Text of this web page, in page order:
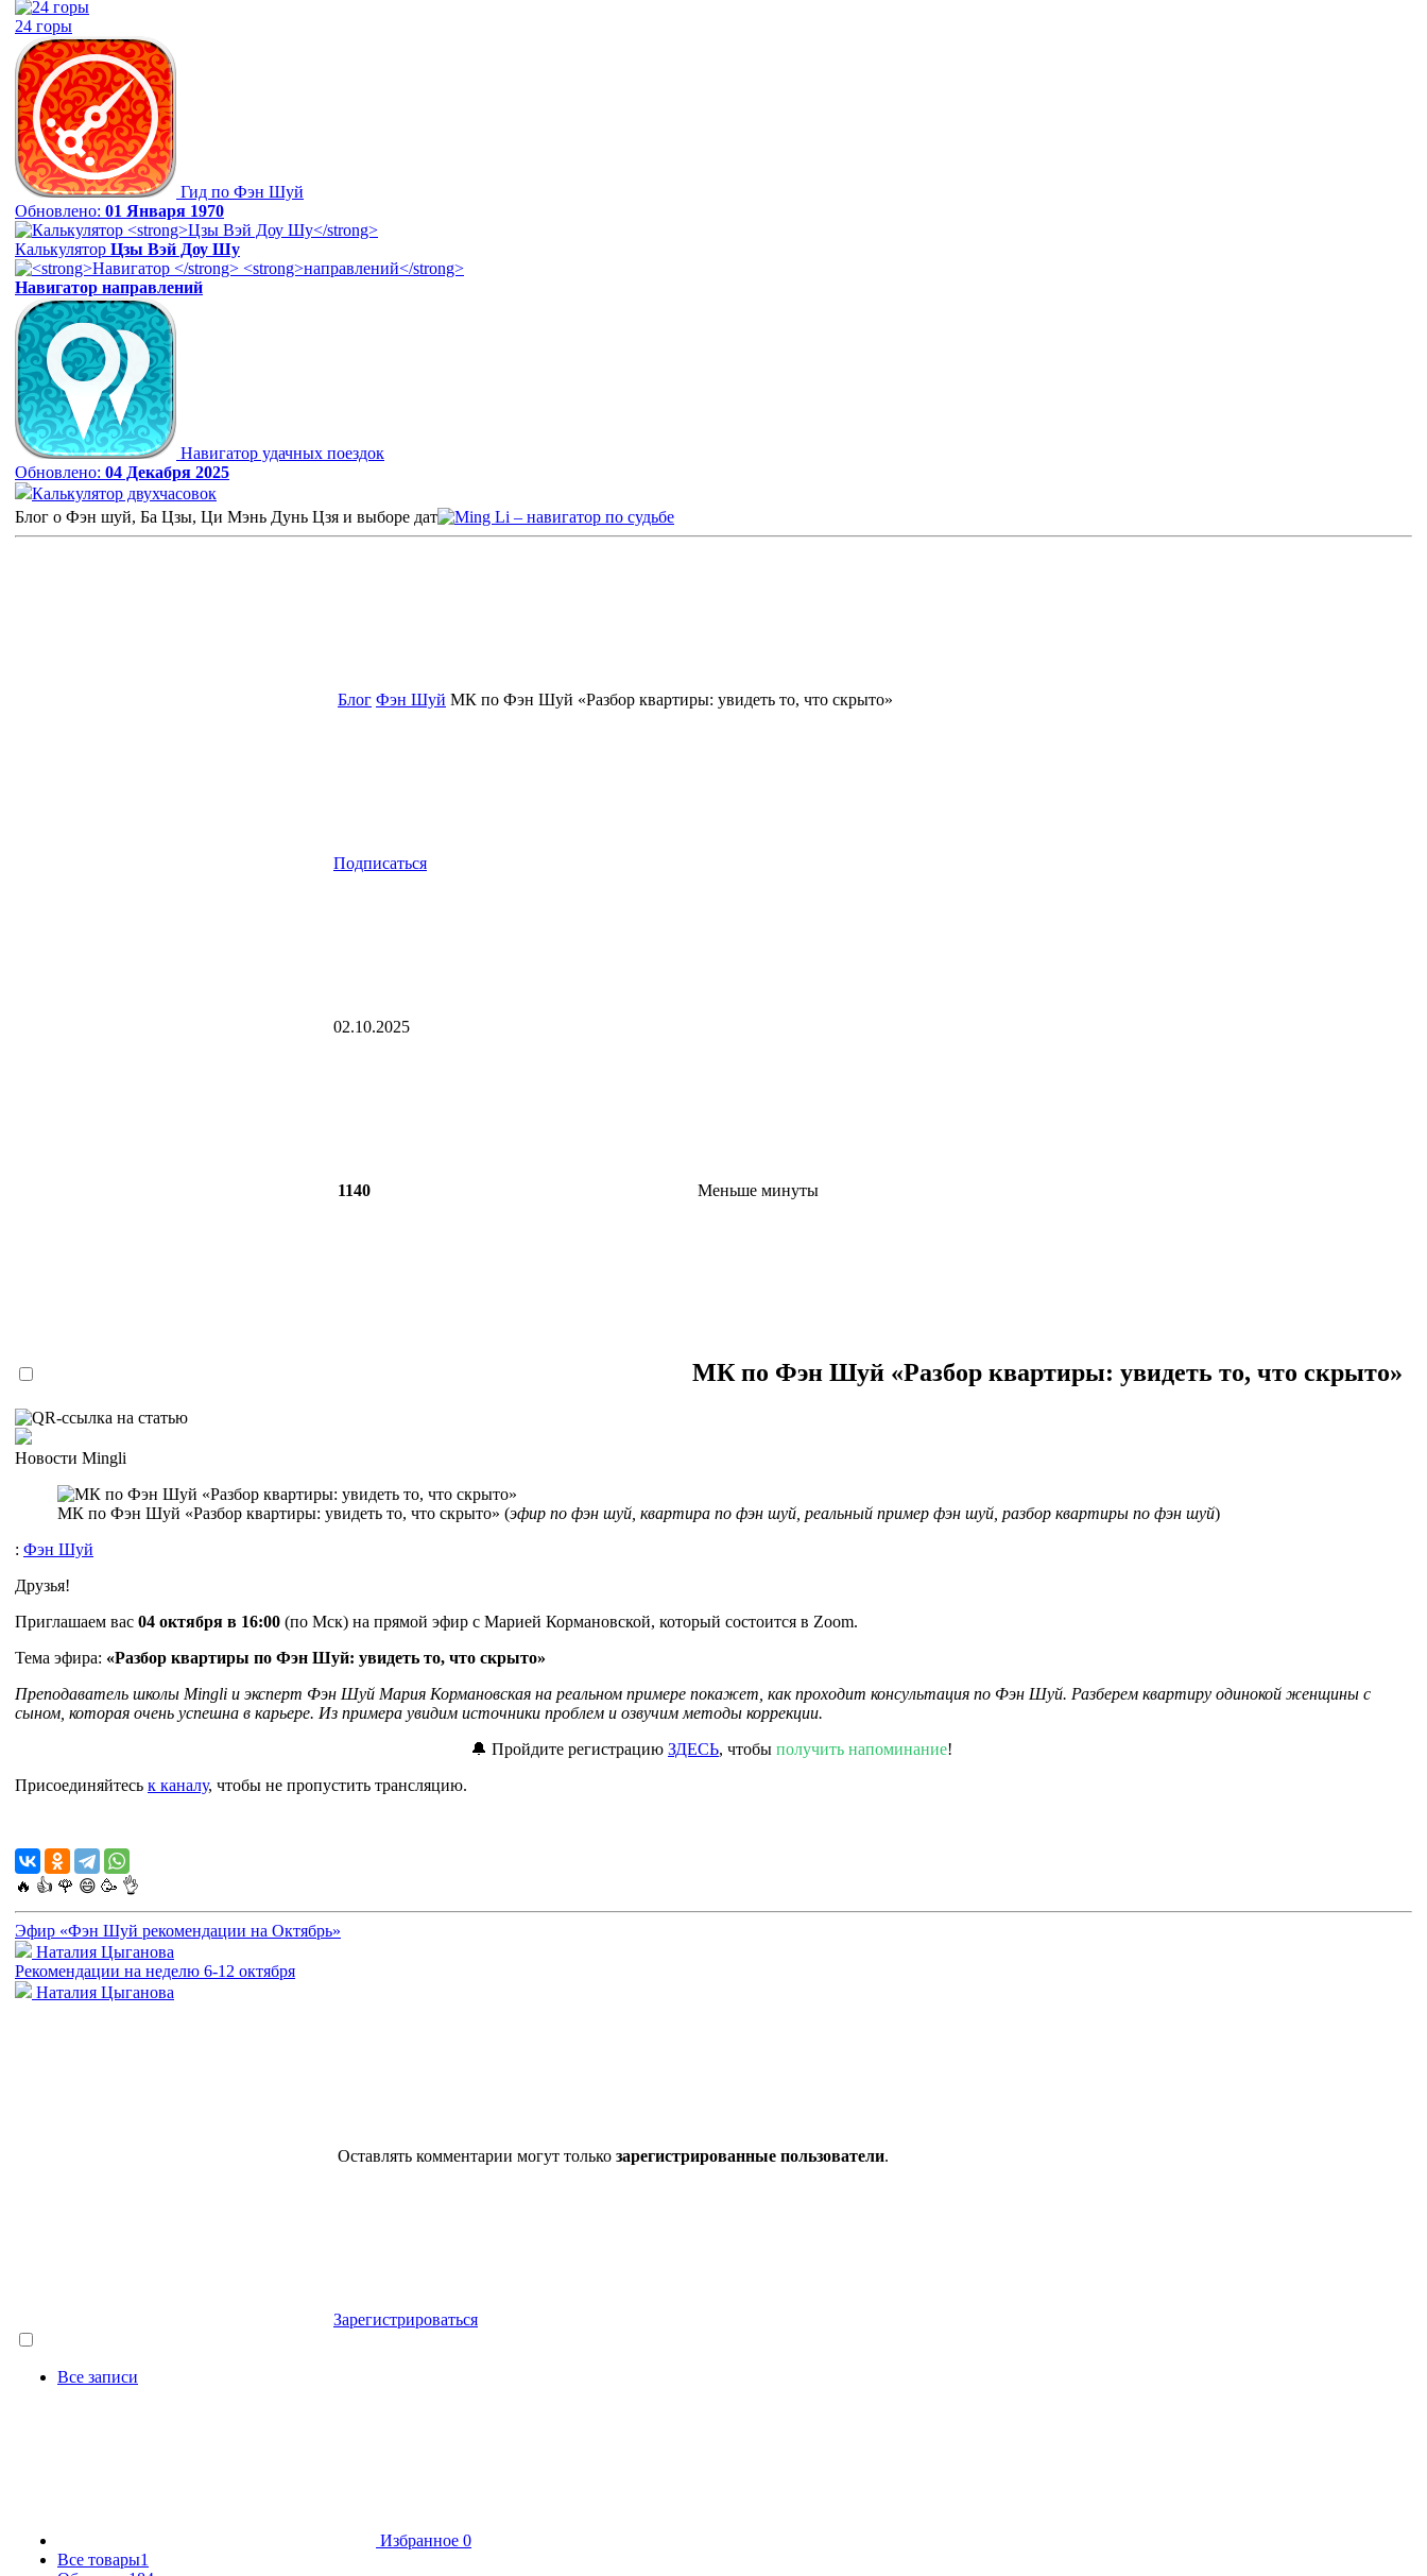
24 горы
Гид по Фэн Шуй
Обновлено: 01 Января 1970
Калькулятор Цзы Вэй Доу Шу
Навигатор направлений
Навигатор удачных поездок
Обновлено: 04 Декабря 2025
Калькулятор двухчасовок
Блог о Фэн шуй, Ба Цзы, Ци Мэнь Дунь Цзя и выборе дат
Блог Фэн Шуй МК по Фэн Шуй «Разбор квартиры: увидеть то, что скрыто»
Подписаться
02.10.2025
1140 Меньше минуты
МК по Фэн Шуй «Разбор квартиры: увидеть то, что скрыто»
Новости Mingli
МК по Фэн Шуй «Разбор квартиры: увидеть то, что скрыто» (эфир по фэн шуй, квартира по фэн шуй, реальный пример фэн шуй, разбор квартиры по фэн шуй)
: Фэн Шуй
Друзья!
Приглашаем вас 04 октября в 16:00 (по Мск) на прямой эфир с Марией Кормановской, который состоится в Zoom.
Тема эфира: «Разбор квартиры по Фэн Шуй: увидеть то, что скрыто»
Преподаватель школы Mingli и эксперт Фэн Шуй Мария Кормановская на реальном примере покажет, как проходит консультация по Фэн Шуй. Разберем квартиру одинокой женщины с
сыном, которая очень успешна в карьере. Из примера увидим источники проблем и озвучим методы коррекции.
🔔 Пройдите регистрацию ЗДЕСЬ, чтобы получить напоминание!
Присоединяйтесь к каналу, чтобы не пропустить трансляцию.
🔥 👍 🌹 😄 🥳 👌
Эфир «Фэн Шуй рекомендации на Октябрь»
Наталия Цыганова
Рекомендации на неделю 6-12 октября
Наталия Цыганова
Оставлять комментарии могут только зарегистрированные пользователи.
Зарегистрироваться
Все записи
Избранное 0
Все товары1